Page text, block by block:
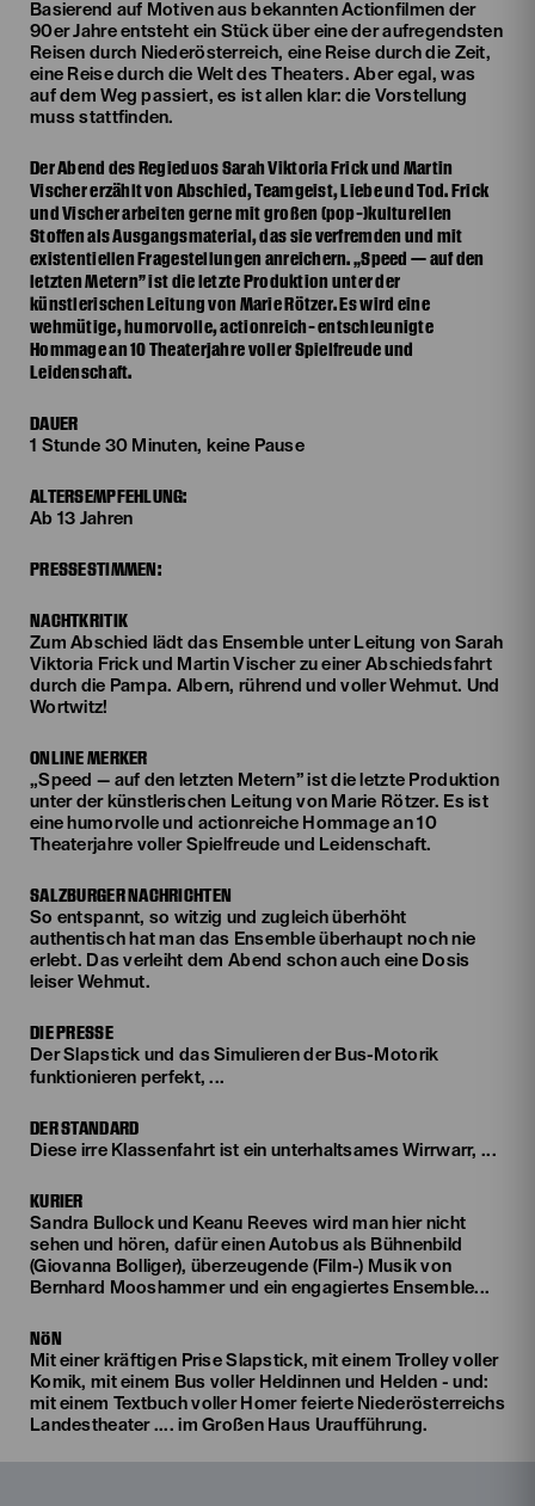
Basierend auf Motiven aus bekannten Actionfilmen der
90er Jahre entsteht ein Stück über eine der aufregendsten
Reisen durch Niederösterreich, eine Reise durch die Zeit,
eine Reise durch die Welt des Theaters. Aber egal, was
auf dem Weg passiert, es ist allen klar: die Vorstellung
muss stattfinden.
Der Abend des Regieduos Sarah Viktoria Frick und Martin
Vischer erzählt von Abschied, Teamgeist, Liebe und Tod. Frick
und Vischer arbeiten gerne mit großen (pop-)kulturellen
Stoffen als Ausgangsmaterial, das sie verfremden und mit
existentiellen Fragestellungen anreichern. „Speed — auf den
letzten Metern” ist die letzte Produktion unter der
künstlerischen Leitung von Marie Rötzer. Es wird eine
wehmütige, humorvolle, actionreich- entschleunigte
Hommage an 10 Theaterjahre voller Spielfreude und
Leidenschaft.
DAUER
1 Stunde 30 Minuten, keine Pause
ALTERSEMPFEHLUNG:
Ab 13 Jahren
PRESSESTIMMEN:
NACHTKRITIK
Zum Abschied lädt das Ensemble unter Leitung von Sarah
Viktoria Frick und Martin Vischer zu einer Abschiedsfahrt
durch die Pampa. Albern, rührend und voller Wehmut. Und
Wortwitz!
ONLINE MERKER
„Speed — auf den letzten Metern” ist die letzte Produktion
unter der künstlerischen Leitung von Marie Rötzer. Es ist
eine humorvolle und actionreiche Hommage an 10
Theaterjahre voller Spielfreude und Leidenschaft.
SALZBURGER NACHRICHTEN
So entspannt, so witzig und zugleich überhöht
authentisch hat man das Ensemble überhaupt noch nie
erlebt. Das verleiht dem Abend schon auch eine Dosis
leiser Wehmut.
DIE PRESSE
Der Slapstick und das Simulieren der Bus-Motorik
funktionieren perfekt, ...
DER STANDARD
Diese irre Klassenfahrt ist ein unterhaltsames Wirrwarr, ...
KURIER
Sandra Bullock und Keanu Reeves wird man hier nicht
sehen und hören, dafür einen Autobus als Bühnenbild
(Giovanna Bolliger), überzeugende (Film-) Musik von
Bernhard Mooshammer und ein engagiertes Ensemble...
NÖN
Mit einer kräftigen Prise Slapstick, mit einem Trolley voller
Komik, mit einem Bus voller Heldinnen und Helden - und:
mit einem Textbuch voller Homer feierte Niederösterreichs
Landestheater .... im Großen Haus Uraufführung.